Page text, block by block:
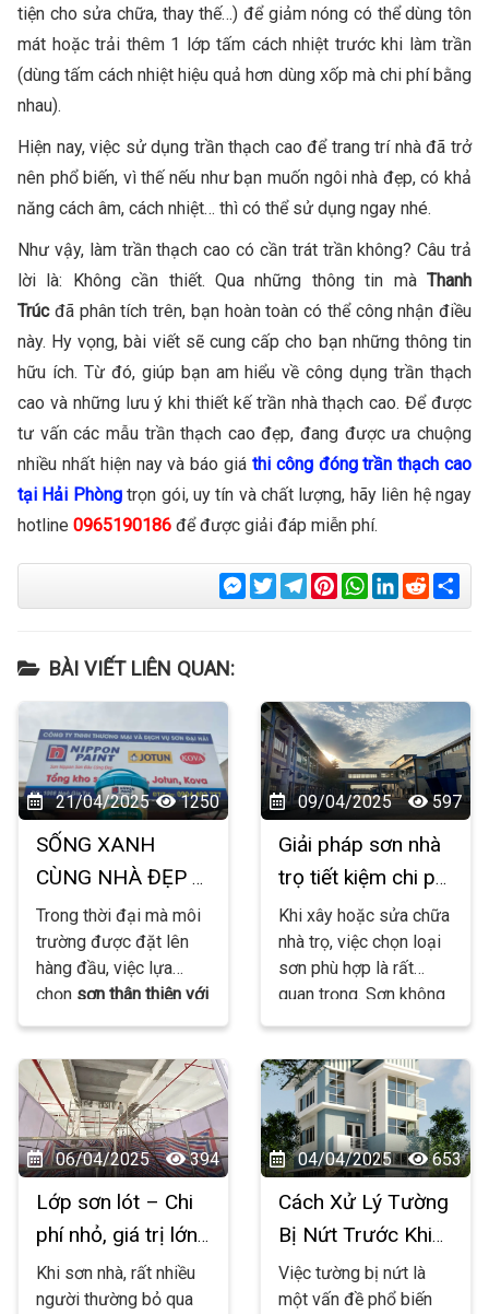
tiện cho sửa chữa, thay thế…) để giảm nóng có thể dùng tôn
mát hoặc trải thêm 1 lớp tấm cách nhiệt trước khi làm trần
(dùng tấm cách nhiệt hiệu quả hơn dùng xốp mà chi phí bằng
nhau).
Hiện nay, việc sử dụng trần thạch cao để trang trí nhà đã trở
nên phổ biến, vì thế nếu như bạn muốn ngôi nhà đẹp, có khả
năng cách âm, cách nhiệt… thì có thể sử dụng ngay nhé.
Như vậy, làm trần thạch cao có cần trát trần không? Câu trả
lời là: Không cần thiết. Qua những thông tin mà Thanh
Trúcđã phân tích trên, bạn hoàn toàn có thể công nhận điều
này. Hy vọng, bài viết sẽ cung cấp cho bạn những thông tin
hữu ích. Từ đó, giúp bạn am hiểu về công dụng trần thạch
cao và những lưu ý khi thiết kế trần nhà thạch cao. Để được
tư vấn các mẫu trần thạch cao đẹp, đang được ưa chuộng
nhiều nhất hiện nay và báo giá thi công đóng trần thạch cao
tại Hải Phòngtrọn gói, uy tín và chất lượng, hãy liên hệ ngay
hotline 0965190186 để được giải đáp miễn phí.
Messenger
TwitterTelegram
Pinterest
WhatsApp
LinkedIn
Reddit
BÀI VIẾT LIÊN QUAN:
21/04/2025 1250
SỐNG XANH
CÙNG NHÀ ĐẸP –
KHÁM PHÁ CÁC
LOẠI SƠN THÂN
THIỆN VỚI MÔI
Trong thời đại mà môi
trường được đặt lên
hàng đầu, việc lựa
chọn sơn thân thiện với
gia đình mà còn góp
phần giảm thiểu ô
nhiễm. Dưới đây là một
số loại sơn "xanh"
được ưa chuộng hiện
nay:
09/04/2025 597
Giải pháp sơn nhà
trọ tiết kiệm chi phí
mà vẫn chất lượng
Khi xây hoặc sửa chữa
nhà trọ, việc chọn loại
sơn phù hợp là rất
quan trọng. Sơn không
khỏi nấm mốc, bong
tróc. Tuy nhiên, chủ nhà
trọ thường cầntiết
kiệm chi phínhưng vẫn
đảm bảođộ bền và
tính thẩm mỹ. Vậy nhà
trọ nên dùng sơn gì?
06/04/2025 394
Lớp sơn lót – Chi
phí nhỏ, giá trị lớn
trong mỗi công
trình
Khi sơn nhà, rất nhiều
người thường bỏ qua
04/04/2025 653
Cách Xử Lý Tường
Bị Nứt Trước Khi
Sơn Để Đạt Kết
Quả Tốt Nhất
Việc tường bị nứt là
một vấn đề phổ biến